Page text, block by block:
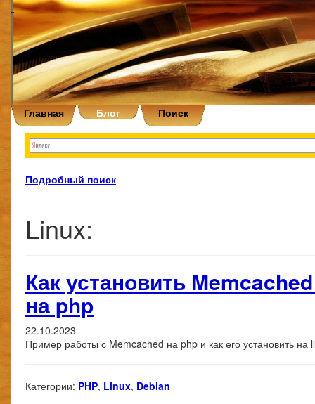
Главная Блог Поиск
Подробный поиск
Linux:
Как установить
на php
22.10.2023
Пример работы с Memcached на php и как его установить на
Категории: PHP, Linux, Debian